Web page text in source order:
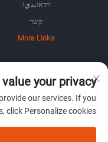
וידאוيديו
קשר
More Links
הירשם
value your privacy
our services. If you
click Personalize cookies.